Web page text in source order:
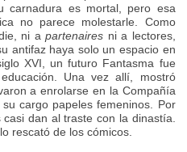
carnadura es mortal, pero esa
no parece molestarle. Como
ni apartenaires ni a lectores,
antifaz haya solo un espacio en
XVI, un futuro Fantasma fue
Una vez allí, mostró
a enrolarse en la Compañía
cargo papeles femeninos. Por
dan al traste con la dinastía.
rescató de los cómicos.